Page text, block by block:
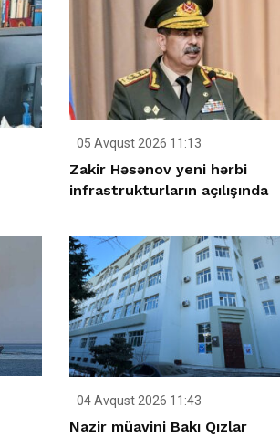
05 Avqust 2026 11:13
Zakir Həsənov yeni hərbi
infrastrukturların açılışında
04 Avqust 2026 11:43
Nazir müavini Bakı Qızlar